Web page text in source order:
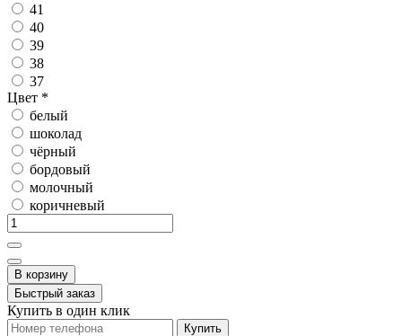
41
40
39
38
37
Цвет *
белый
шоколад
чёрный
бордовый
молочный
коричневый
В корзину
Быстрый заказ
Купить в один клик
Купить